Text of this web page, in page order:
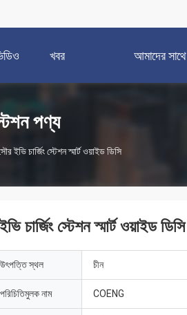
খবর আমাদের সাথে
পণ্য
ইভি চার্জিং স্টেশন স্মার্ট ওয়াইড ডিসি
স্টেশন স্মার্ট ওয়াইড ডিসি
উৎপত্তি স্থল চীন
পরিচিতিমুলক নাম COENG